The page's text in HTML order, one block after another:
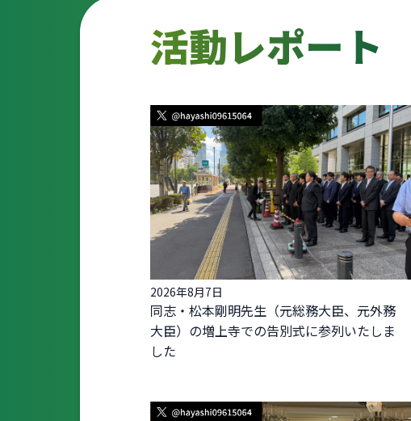
活動レポート
2026年8月7日
同志・松本剛明先生（元総務大臣、元外務
大臣）の増上寺での告別式に参列いたしま
した